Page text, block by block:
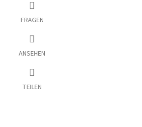
FRAGEN
ANSEHEN
TEILEN